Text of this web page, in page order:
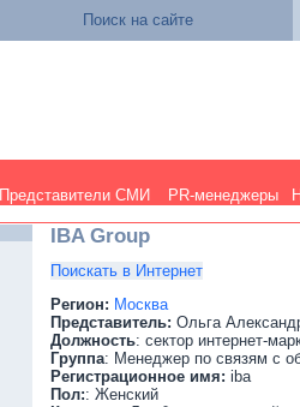
Поиск на сайте
Представители СМИ PR-менеджеры
IBA Group
Поискать в Интернет
Регион: Москва
Представитель: Ольга
Должность: сектор интернет-
Группа: Менеджер по связям с
Регистрационное имя: iba
Пол:: Женский